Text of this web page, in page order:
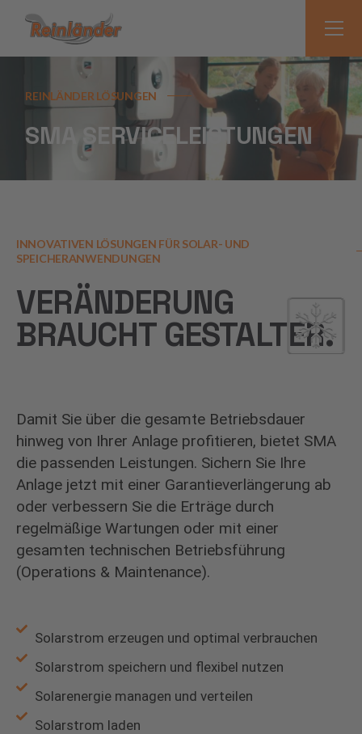
REINLÄNDER LÖSUNGEN
SMA SERVICELEISTUNGEN
INNOVATIVEN LÖSUNGEN FÜR SOLAR- UND
SPEICHERANWENDUNGEN
VERÄNDERUNG
BRAUCHT GESTALTER.
Damit Sie über die gesamte Betriebsdauer
hinweg von Ihrer Anlage profitieren, bietet SMA
die passenden Leistungen. Sichern Sie Ihre
Anlage jetzt mit einer Garantieverlängerung ab
oder verbessern Sie die Erträge durch
regelmäßige Wartungen oder mit einer
gesamten technischen Betriebsführung
(Operations & Maintenance).
Solarstrom erzeugen und optimal verbrauchen
Solarstrom speichern und flexibel nutzen
Solarenergie managen und verteilen
Solarstrom laden